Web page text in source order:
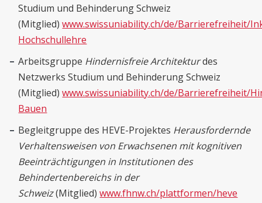
Studium und Behinderung Schweiz
(Mitglied)www.swissuniability.ch/de/Barrierefreiheit/
Hochschullehre
Arbeitsgruppe Hindernisfreie Architekturdes
Netzwerks Studium und Behinderung Schweiz
(Mitglied)www.swissuniability.ch/de/Barrierefreiheit/
Bauen
Begleitgruppe des HEVE-Projektes Herausfordernde
Verhaltensweisen von Erwachsenen mit kognitiven
Beeinträchtigungen in Institutionen des
Behindertenbereichs in der
Schweiz(Mitglied)www.fhnw.ch/plattformen/heve